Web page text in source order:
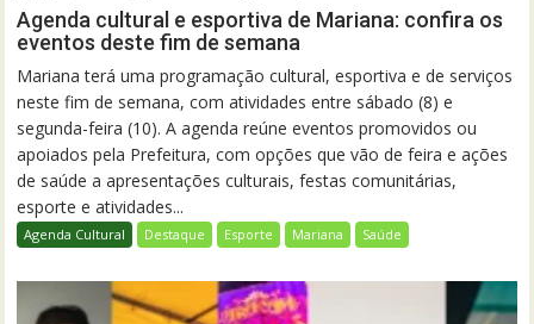
Agenda cultural e esportiva de Mariana: confira os
eventos deste fim de semana
Mariana terá uma programação cultural, esportiva e de serviços
neste fim de semana, com atividades entre sábado (8) e
segunda-feira (10). A agenda reúne eventos promovidos ou
apoiados pela Prefeitura, com opções que vão de feira e ações
de saúde a apresentações culturais, festas comunitárias,
esporte e atividades...
Agenda Cultural Destaque Esporte Mariana Saúde